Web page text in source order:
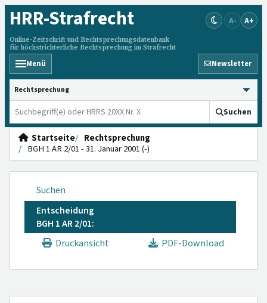
HRR-Strafrecht
Online-Zeitschrift und Rechtsprechungsdatenbank
für höchstrichterliche Rechtsprechung im Strafrecht
A- A+
Menü Newsletter
HRRS durchsuchen
Suchen
Startseite
Rechtsprechung
BGH 1 AR 2/01 - 31. Januar 2001 (-)
Suchen
Entscheidung
BGH 1 AR 2/01:
Druckansicht
PDF-Download